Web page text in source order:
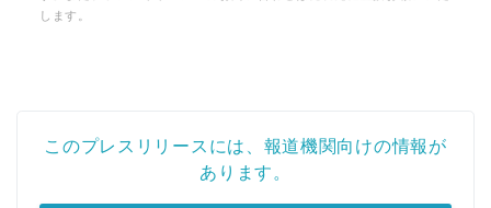
します。
このプレスリリースには、報道機関向けの情報が
あります。